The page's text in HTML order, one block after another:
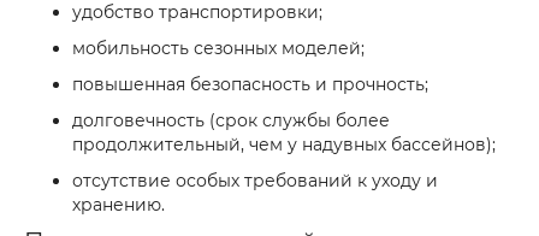
удобство транспортировки;
мобильность сезонных моделей;
повышенная безопасность и прочность;
долговечность (срок службы более
продолжительный, чем у надувных бассейнов);
отсутствие особых требований к уходу и
хранению.